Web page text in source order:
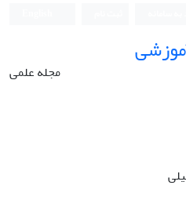
مجله علمی